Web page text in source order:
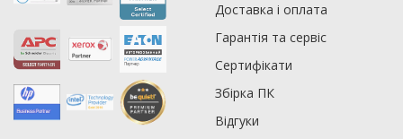
19
21
Доставка і оплата
Гарантія та сервіс
Сертифікати
Збірка ПК
Відгуки